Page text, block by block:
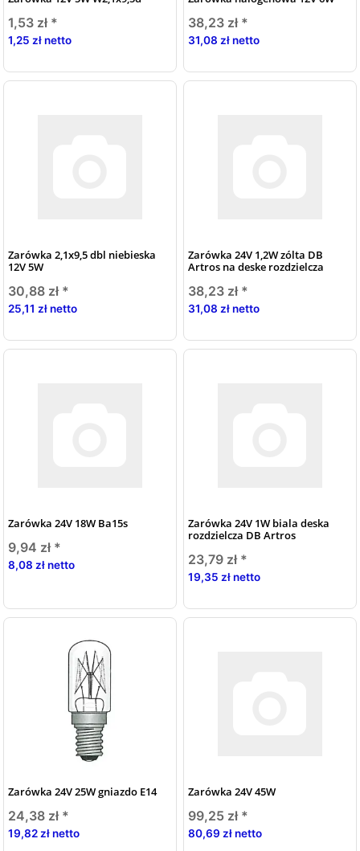
1,53 zł *
1,25 zł netto
38,23 zł *
31,08 zł netto
Zarówka 2,1x9,5 dbl niebieska
12V 5W
30,88 zł *
25,11 zł netto
Zarówka 24V 1,2W zólta DB
Artros na deske rozdzielcza
38,23 zł *
31,08 zł netto
Zarówka 24V 18W Ba15s
9,94 zł *
8,08 zł netto
Zarówka 24V 1W biala deska
rozdzielcza DB Artros
23,79 zł *
19,35 zł netto
Zarówka 24V 25W gniazdo E14
24,38 zł *
19,82 zł netto
Zarówka 24V 45W
99,25 zł *
80,69 zł netto